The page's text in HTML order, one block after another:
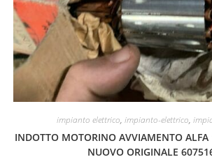
impianto elettrico, impianto-elettrico,
INDOTTO MOTORINO AVVIAMENTO
NUOVO ORIGINALE